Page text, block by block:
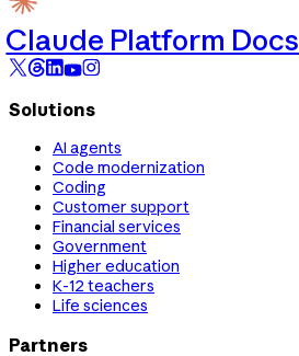
Claude Platform Docs
Solutions
AI agents
Code modernization
Coding
Customer support
Financial services
Government
Higher education
K-12 teachers
Life sciences
Partners